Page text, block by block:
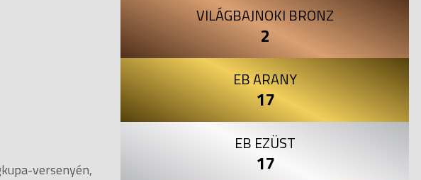
versenyén,
VILÁGBAJNOKI BRONZ
2
EB ARANY
17
EB EZÜST
17